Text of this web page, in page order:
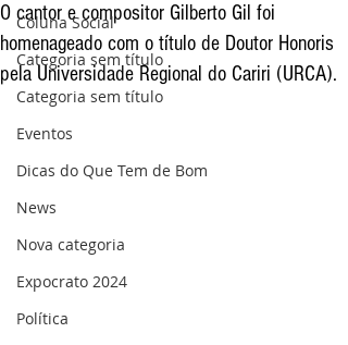
Coluna Social
Categoria sem título
Categoria sem título
Eventos
Dicas do Que Tem de Bom
News
Nova categoria
Expocrato 2024
Política
O cantor e compositor Gilberto Gil foi
homenageado com o título de Doutor Honoris
pela Universidade Regional do Cariri (URCA).